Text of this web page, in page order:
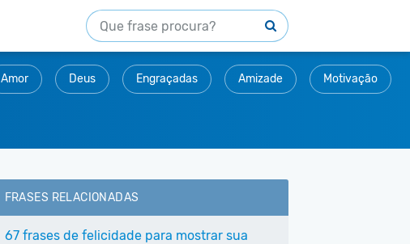
Amor Deus Engraçadas Amizade Motivação
FRASES RELACIONADAS
67 frases de felicidade para mostrar sua